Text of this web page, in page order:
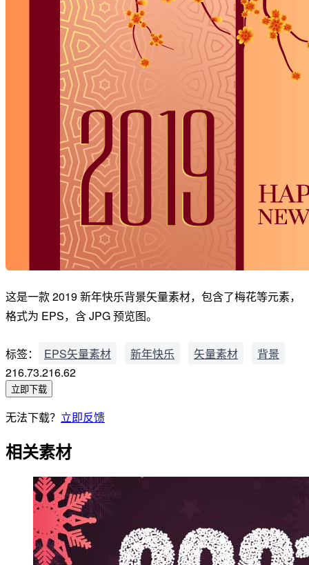
这是一款 2019 新年快乐背景矢量素材，包含了梅花等元素，
格式为 EPS，含 JPG 预览图。
标签： EPS矢量素材 新年快乐 矢量素材
背景
216.73.216.62
立即下载
无法下载？ 立即反馈
相关素材